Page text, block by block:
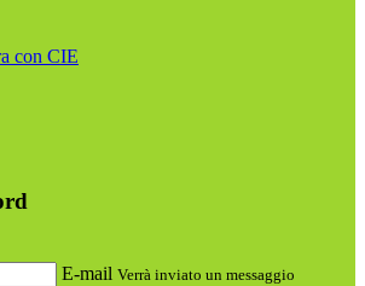
con CIE
E-mail Verrà inviato un messaggio